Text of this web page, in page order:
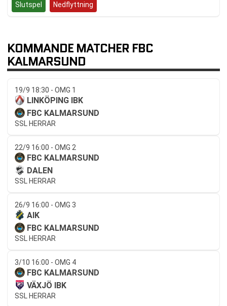
Slutspel Nedflyttning
KOMMANDE MATCHER FBC
KALMARSUND
19/9 18:30 - OMG 1
LINKÖPING IBK
FBC KALMARSUND
SSL HERRAR
22/9 16:00 - OMG 2
FBC KALMARSUND
DALEN
SSL HERRAR
26/9 16:00 - OMG 3
AIK
FBC KALMARSUND
SSL HERRAR
3/10 16:00 - OMG 4
FBC KALMARSUND
VÄXJÖ IBK
SSL HERRAR